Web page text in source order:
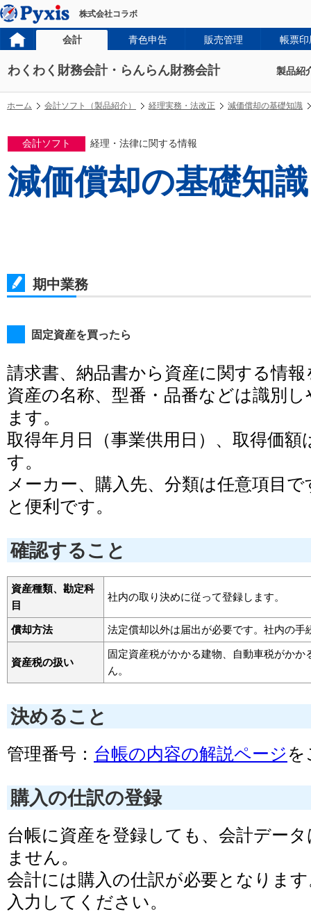
株式会社コラボ
会計 青色申告 販売管理 帳票印
わくわく財務会計・らんらん財務会計 製品紹
ホーム 会計ソフト（製品紹介） 経理実務・法改正 減価償却の基礎知識
会計ソフト 経理・法律に関する情報
減価償却の基礎知識
期中業務
固定資産を買ったら
請求書、納品書から資産に関する情
資産の名称、型番・品番などは識別
ます。
取得年月日（事業供用日）、取得価額
す。
メーカー、購入先、分類は任意項目
と便利です。
確認すること
資産種類、勘定科
目
社内の取り決めに従って登録します。
償却方法 法定償却以外は届出が必要です。社内の手
資産税の扱い
固定資産税がかかる建物、自動車税がか
ん。
決めること
管理番号： 台帳の内容の解説ページ を
購入の仕訳の登録
台帳に資産を登録しても、会計デー
ません。
会計には購入の仕訳が必要となりま
入力してください。